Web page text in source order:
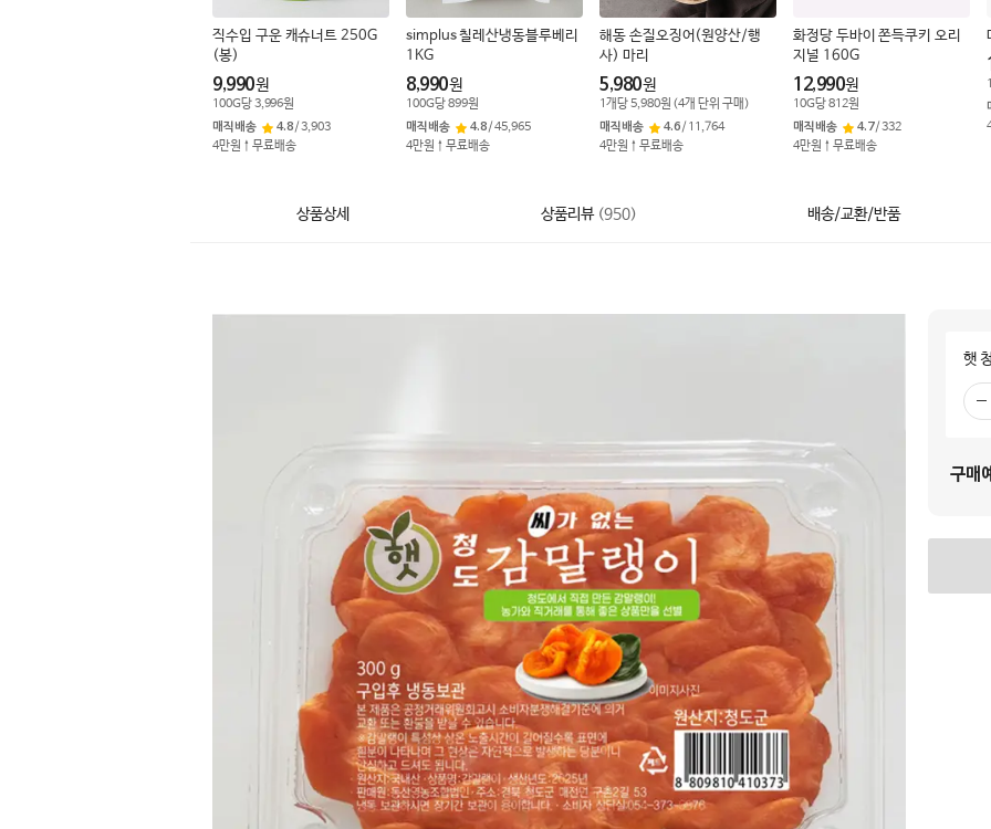
직수입 구운 캐슈너트 250G
(봉)
9,990원
100G당3,996원
매직배송
4.8/3,903
4만원↑무료배송
simplus 칠레산냉동블루베리
1KG
8,990원
100G당899원
매직배송
4.8/45,965
4만원↑무료배송
해동 손질오징어(원양산/행
사) 마리
5,980원
1 개당5,980원 (4개 단위 구매)
매직배송
4.6/ 11,764
4만원↑무료배송
화정당 두바이 쫀득쿠키 오리
지널 160G
12,990원
10G당812원
매직배송
4.7/332
4만원↑무료배송
상품상세 상품리뷰 (950) 배송/교환/반품
햇
기
구매